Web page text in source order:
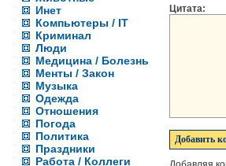
Инет
Компьютеры / IT
Криминал
Люди
Медицина / Болезнь
Менты / Закон
Музыка
Одежда
Отношения
Погода
Политика
Праздники
Работа / Коллеги
Цитата: